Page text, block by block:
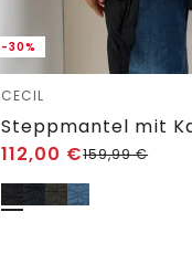
-30%
CECIL
Steppmantel mit
112,00 €159,99€